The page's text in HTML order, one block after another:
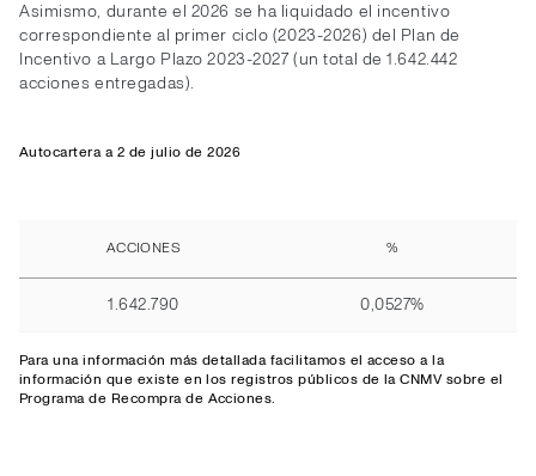
Asimismo, durante el 2026 se ha liquidado el incentivo
correspondiente al primer ciclo (2023-2026) del Plan de
Incentivo a Largo Plazo 2023-2027 (un total de 1.642.442
acciones entregadas).
Autocartera a 2 de julio de 2026
ACCIONES %
1.642.790 0,0527%
Para una información más detallada facilitamos el accesoa la
información que existe en los registros públicos de la CNMV sobre el
Programa de Recompra de Acciones.